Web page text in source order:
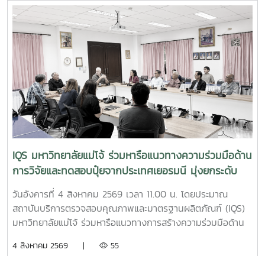
พื้นที่ต่าง ๆ ภายในสถานประกอบการ โดยชื่อสถานที่ดังกล่าว
ตรงกับชื่อภาษาไทยที่โรงแรมใช้อย่างเป็นทางการ การลงพื้นที่
ครั้งนี้นำโดย ผู้ช่วยศาสตราจารย์ ดร.ฉันทนา ซูแสวงทรัพย์ รอง
ผู้อำนวยการฝ่ายวิจัยและนวัตกรรม และ นายพัฒน์ โกจินอก
หัวหน้าฝ่ายพัฒนาและส่งเสริมปัจจัยการผลิต พร้อมด้วยบุคลากร
ในฝ่าย ได้แก่ นางสาววาสนา กาฬภักดี นักวิทยาศาสตร์ นาย
สหรัฐ ตั๋นก้อน เจ้าหน้าที่ขายจุลินทรีย์ และ นายนิวัช ออนศรี ผู้
ปฏิบัติงานเกษตรสถาบันบริการตรวจสอบคุณภาพและมาตรฐาน
ผลิตภัณฑ์ มหาวิทยาลัยแม่โจ้ เป็นหน่วยงานที่มุ่งเน้นการวิจัย
พัฒนา และถ่ายทอดองค์ความรู้ด้านปัจจัยการผลิตและการ
จัดการสิ่งแวดล้อมมาอย่างต่อเนื่อง จนนำไปสู่การพัฒนา
ผลิตภัณฑ์จุลินทรีย์ MMO ตราแม่โจ้ กรีน ซึ่งมีผลิตภัณฑ์สำหรับ
การใช้งานหลากหลายรูปแบบ รวมทั้งได้รับการรับรองมาตรฐาน
ปัจจัยการผลิตอินทรีย์ภายใต้ระบบ ACT-IFOAM จากสำนักงาน
มาตรฐานเกษตรอินทรีย์ (มกท.) ภายในกิจกรรม คณะผู้ปฏิบัติ
งานได้ให้ข้อมูลเกี่ยวกับคุณสมบัติ วิธีใช้ อัตราส่วนการผสม และ
งานของธุรกิจโรงแรม พร้อมสาธิตการใช้งานจริง โดยมุ่งเน้น
IQS มหาวิทยาลัยแม่โจ้ ร่วมหารือแนวทางความร่วมมือด้าน
การวิจัยและทดสอบปุ๋ยจากประเทศเยอรมนี มุ่งยกระดับ
นวัตกรรมการเกษตรไทย
วันอังคารที่ 4 สิงหาคม 2569 เวลา 11.00 น. โดยประมาณ
สถาบันบริการตรวจสอบคุณภาพและมาตรฐานผลิตภัณฑ์ (IQS)
มหาวิทยาลัยแม่โจ้ ร่วมหารือแนวทางการสร้างความร่วมมือด้าน
คุณภาพ ประสิทธิภาพ และความเหมาะสมของผลิตภัณฑ์ภายใต้
4 สิงหาคม 2569 | 55